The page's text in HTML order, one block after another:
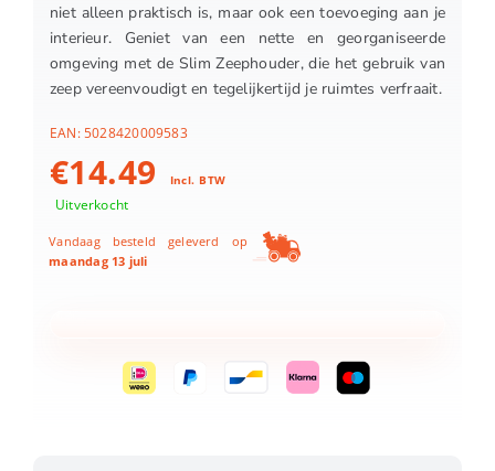
niet alleen praktisch is, maar ook een toevoeging aan je
interieur. Geniet van een nette en georganiseerde
omgeving met de Slim Zeephouder, die het gebruik van
zeep vereenvoudigt en tegelijkertijd je ruimtes verfraait.
EAN:5028420009583
€14.49 Incl. BTW
Uitverkocht
Vandaag besteld geleverd op
maandag 13 juli